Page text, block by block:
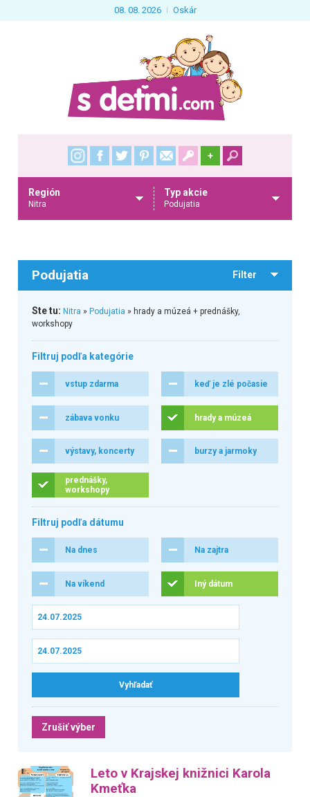
08. 08. 2026 Oskár
+
Región
Nitra
Typ akcie
Podujatia
Podujatia Filter
Ste tu: Nitra » Podujatia » hrady a múzeá + prednášky,
workshopy
Filtruj podľa kategórie
vstup zdarma keď je zlé počasie
zábava vonku hrady a múzeá
výstavy, koncerty burzy a jarmoky
prednášky,
workshopy
Filtruj podľa dátumu
Na dnes Na zajtra
Na víkend Iný dátum
Zrušiť výber
Leto v Krajskej knižnici Karola
Kmeťka